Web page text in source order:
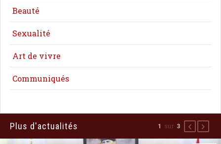
Beauté
Sexualité
Art de vivre
Communiqués
Plus d'actualités 1 sur 3 Précédent